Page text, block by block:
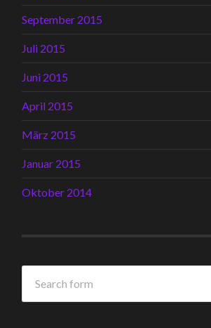
September 2015
Juli 2015
Juni 2015
April 2015
März 2015
Januar 2015
Oktober 2014